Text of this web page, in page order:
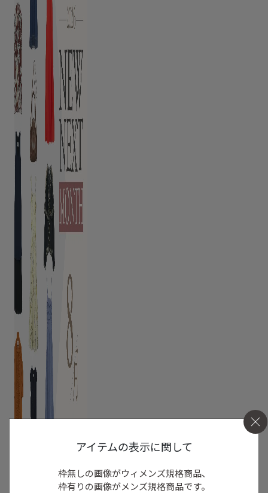
アイテムの表示に関して
枠無しの画像がウィメンズ規格商品、
枠有りの画像がメンズ規格商品です。